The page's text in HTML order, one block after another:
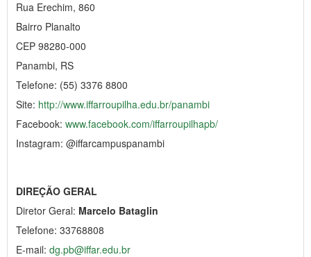
Rua Erechim, 860
Bairro Planalto
CEP 98280-000
Panambi, RS
Telefone: (55) 3376 8800
Site: http://www.iffarroupilha.edu.br/panambi
Facebook: www.facebook.com/iffarroupilhapb/
Instagram: @iffarcampuspanambi
DIREÇÃO GERAL
Diretor Geral: Marcelo Bataglin
Telefone: 33768808
E-mail: dg.pb@iffar.edu.br